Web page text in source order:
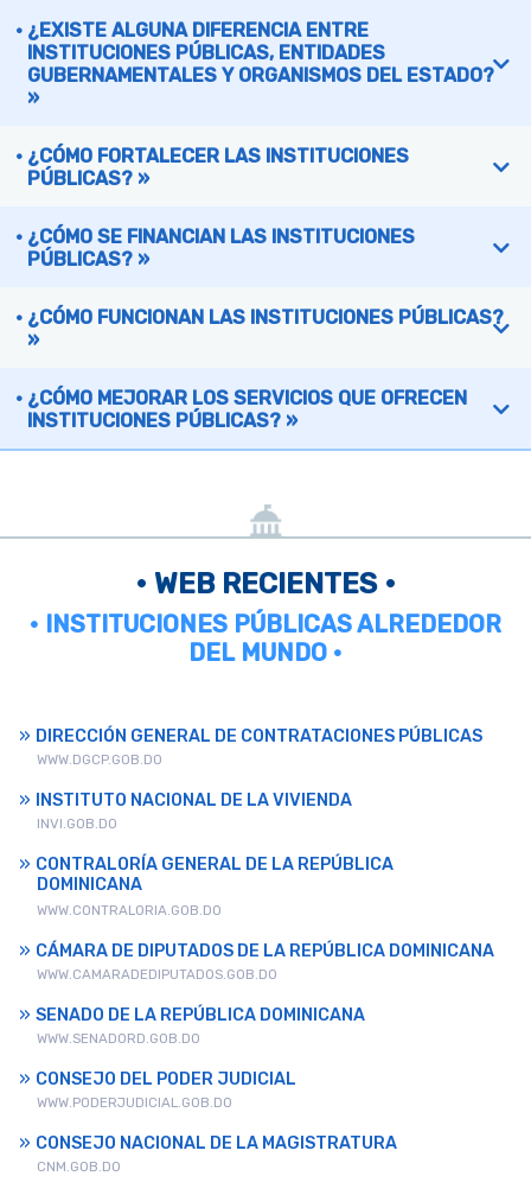
¿EXISTE ALGUNA DIFERENCIA ENTRE
INSTITUCIONES PÚBLICAS, ENTIDADES
GUBERNAMENTALES Y ORGANISMOS DEL ESTADO?
»
¿CÓMO FORTALECER LAS INSTITUCIONES
PÚBLICAS? »
¿CÓMO SE FINANCIAN LAS INSTITUCIONES
PÚBLICAS? »
¿CÓMO FUNCIONAN LAS INSTITUCIONES PÚBLICAS?
»
¿CÓMO MEJORAR LOS SERVICIOS QUE OFRECEN
INSTITUCIONES PÚBLICAS? »
• WEB RECIENTES •
• INSTITUCIONES PÚBLICAS ALREDEDOR
DEL MUNDO •
DIRECCIÓN GENERAL DE CONTRATACIONES PÚBLICAS
WWW.DGCP.GOB.DO
INSTITUTO NACIONAL DE LA VIVIENDA
INVI.GOB.DO
CONTRALORÍA GENERAL DE LA REPÚBLICA
DOMINICANA
WWW.CONTRALORIA.GOB.DO
CÁMARA DE DIPUTADOS DE LA REPÚBLICA DOMINICANA
WWW.CAMARADEDIPUTADOS.GOB.DO
SENADO DE LA REPÚBLICA DOMINICANA
WWW.SENADORD.GOB.DO
CONSEJO DEL PODER JUDICIAL
WWW.PODERJUDICIAL.GOB.DO
CONSEJO NACIONAL DE LA MAGISTRATURA
CNM.GOB.DO